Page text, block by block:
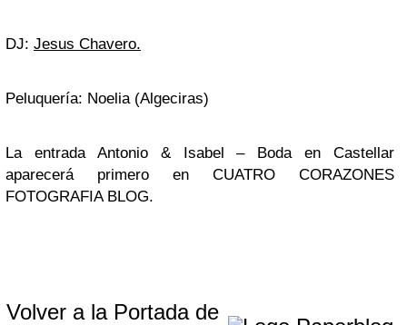
DJ: Jesus Chavero.
Peluquería: Noelia (Algeciras)
La entrada Antonio & Isabel – Boda en Castellar
aparecerá primero en CUATRO CORAZONES
FOTOGRAFIA BLOG.
Volver a la Portada de